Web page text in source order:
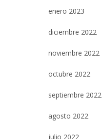
enero 2023
diciembre 2022
noviembre 2022
octubre 2022
septiembre 2022
agosto 2022
julio 2022